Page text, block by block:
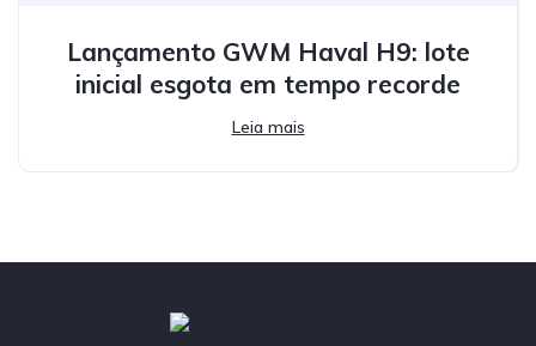
Lançamento GWM Haval H9: lote
inicial esgota em tempo recorde
Leia mais